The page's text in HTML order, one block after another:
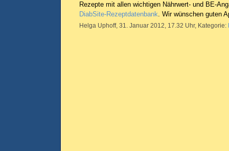
Rezepte mit allen wichtigen Nährwert- und BE-
DiabSite-Rezeptdatenbank. Wir wünschen guten
Helga Uphoff, 31. Januar 2012, 17.32 Uhr, Kategorie: